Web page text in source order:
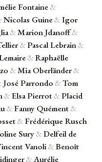
Fontaine&
Nicolas Guine&Igor
&Marion Jdanoff&
&Pascal Lebrain&
&Raphaëlle
&Mia Oberländer&
José Parrondo &Tom
&Elsa Pierrot&Placid
&Fanny Quément&
&Frédérique Rusch
Sury&Delfeil de
Vanoli&Benoît
&Aurélie